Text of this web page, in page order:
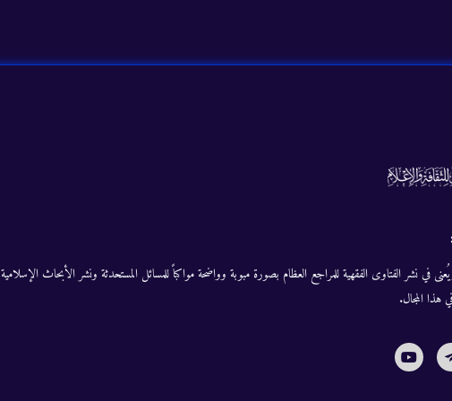
في نشر الفتاوى الفقهية للمراجع العظام بصورة مبوبة وواضحة مواكباً للمسائل المستحدثة ونشر الأبحاث الإسلامية
هذا المجال.